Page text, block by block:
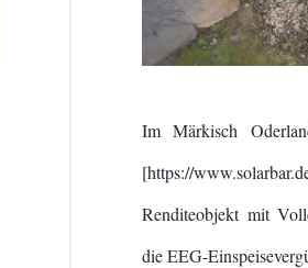
Im Märkisch
[https://
Renditeobjekt mit
die EEG-